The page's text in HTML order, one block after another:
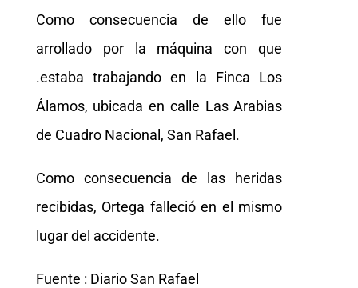
Como consecuencia de ello fue
arrollado por la máquina con que
.estaba trabajando en la Finca Los
Álamos, ubicada en calle Las Arabias
de Cuadro Nacional, San Rafael.
Como consecuencia de las heridas
recibidas, Ortega falleció en el mismo
lugar del accidente.
Fuente : Diario San Rafael